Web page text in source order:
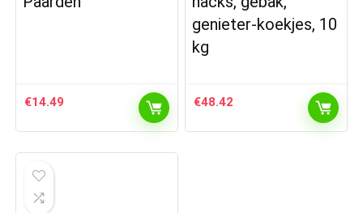
€14.49
genieter-koekjes, 10
kg
€48.42